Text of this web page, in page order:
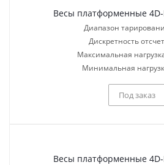
Весы платформенные 4D-
Диапазон
Дискретность
Максимальная
Минимальная
Под заказ
Весы платформенные 4D-